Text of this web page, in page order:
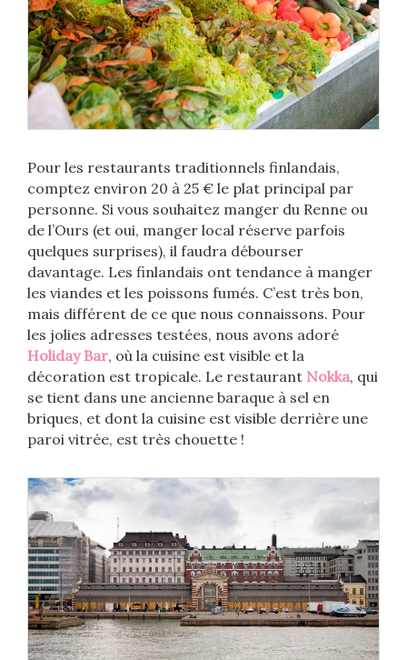
Pour les restaurants traditionnels finlandais,
comptez environ 20 à 25 € le plat principal par
personne. Si vous souhaitez manger du Renne ou
de l’Ours (et oui, manger local réserve parfois
quelques surprises), il faudra débourser
davantage. Les finlandais ont tendance à manger
les viandes et les poissons fumés. C’est très bon,
mais différent de ce que nous connaissons. Pour
les jolies adresses testées, nous avons adoré
Holiday Bar, où la cuisine est visible et la
décoration est tropicale. Le restaurant Nokka, qui
se tient dans une ancienne baraque à sel en
briques, et dont la cuisine est visible derrière une
paroi vitrée, est très chouette !